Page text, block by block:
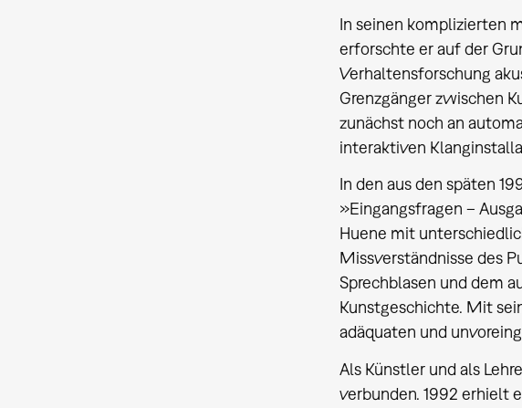
In seinen komplizierten
erforschte er auf der
Verhaltensforschung
Grenzgänger zwischen
zunächst noch an
interaktiven
In den aus den späten
»Eingangsfragen –
Huene mit
Missverständnisse des
Sprechblasen und dem
Kunstgeschichte. Mit
adäquaten und
Als Künstler und als
verbunden. 1992 erhielt